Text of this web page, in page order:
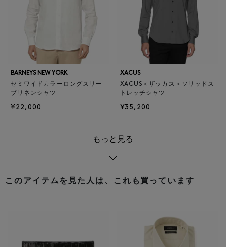
BARNEYS NEW YORK
セミワイドカラーロングスリー
ブリネンシャツ
¥22,000
XACUS
XACUS＜ザッカス＞ソリッドス
トレッチシャツ
¥35,200
もっと見る
このアイテムを見た人は、これも買っています